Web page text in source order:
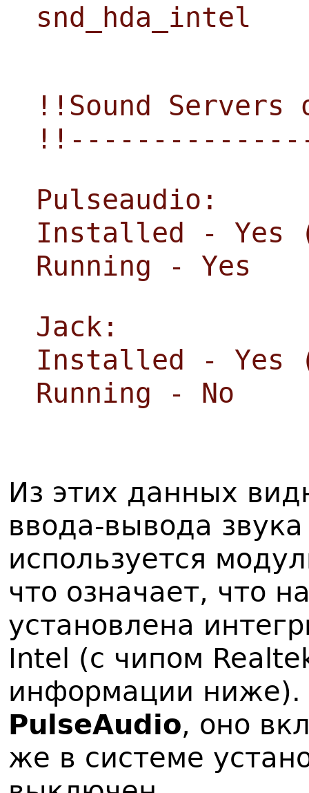
snd_hda_intel
!!Sound Servers
Pulseaudio:
Installed - Yes
Running - Yes
Jack:
Installed - Yes
Running - No
Из этих данных
ввода-вывода
используется
что означает, что
установлена
Intel (с чипом
информации ниже).
PulseAudio, оно
же в системе